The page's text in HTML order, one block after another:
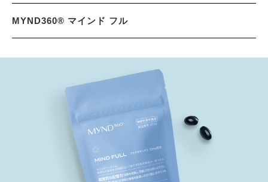
MYND360® マインド フル